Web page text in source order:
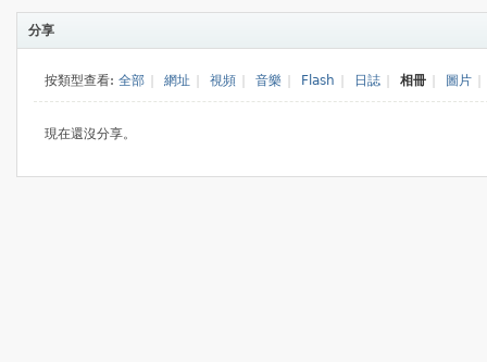
分享
按類型查看: 全部 網址 視頻 音樂 Flash 日誌 相冊 圖片
現在還沒分享。